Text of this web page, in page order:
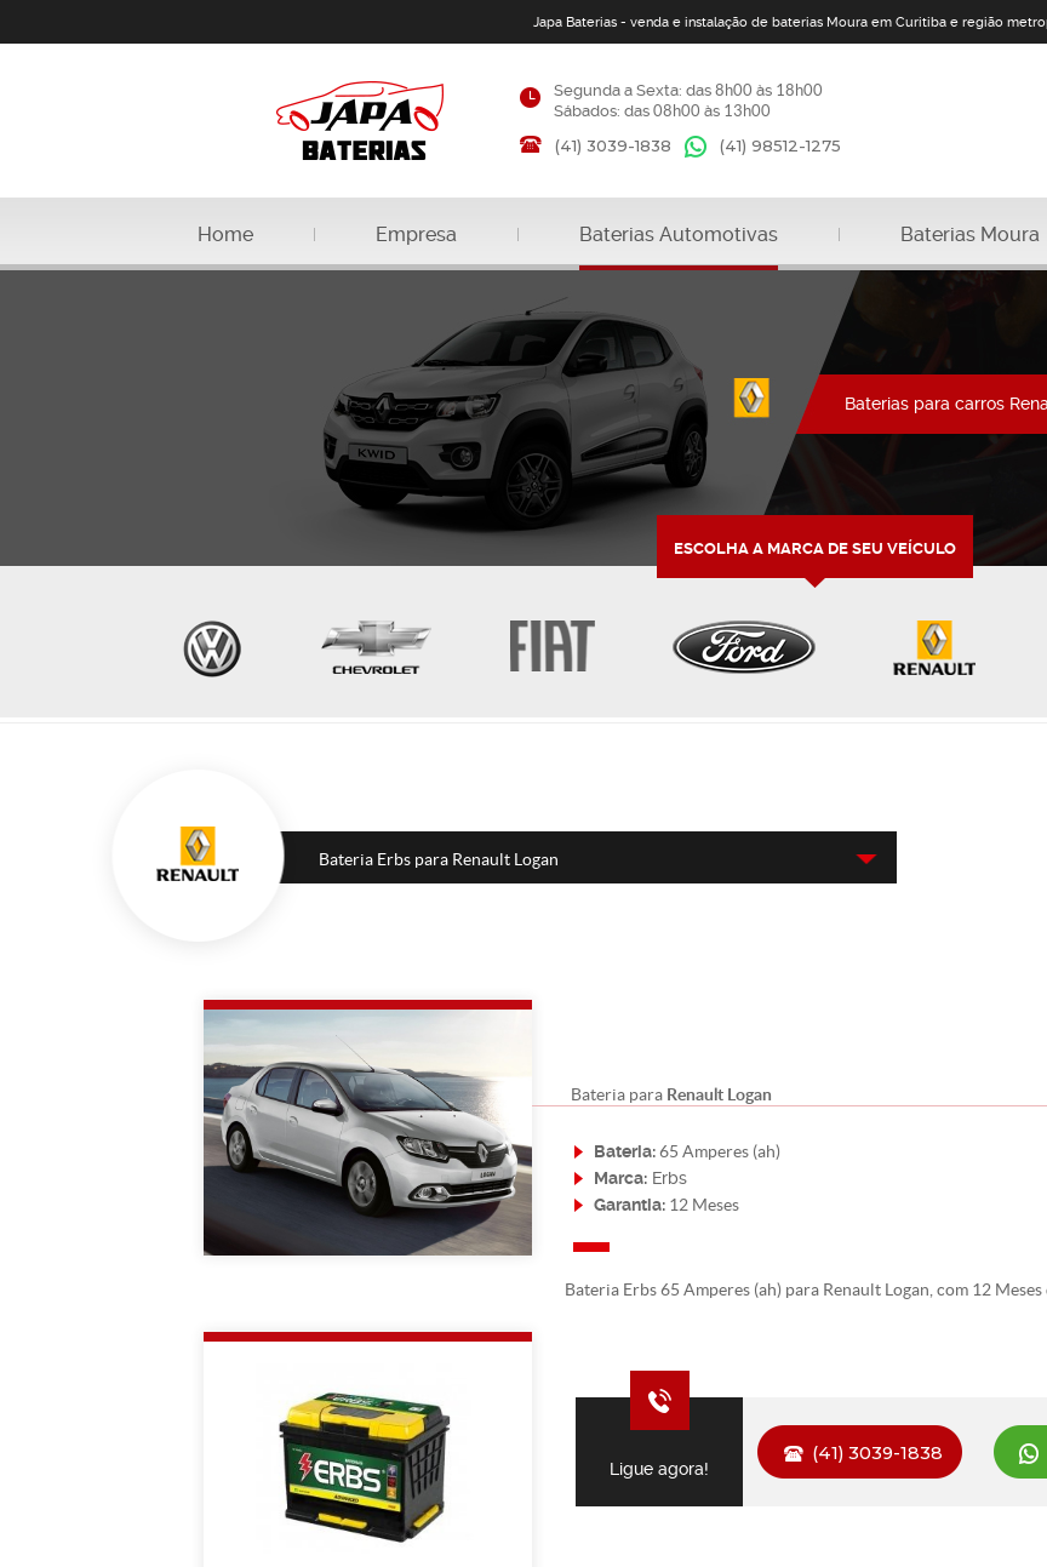
Japa Baterias - venda e instalação de baterias Moura em Curitiba e região
Segunda a Sexta: das 8h00 às 18h00
Sábados: das 08h00 às 13h00
(41) 3039-1838 (41) 98512-1275
Home Empresa Baterias Automotivas Baterias Moura
Baterias para carros
ESCOLHA A MARCA DE SEU VEÍCULO
Bateria Erbs para Renault Logan
Bateria para Renault Logan
Bateria:65 Amperes (ah)
Marca: Erbs
Garantia: 12 Meses
Bateria Erbs 65 Amperes (ah) para Renault Logan, com 12 Meses
Ligue agora!
(41) 3039-1838